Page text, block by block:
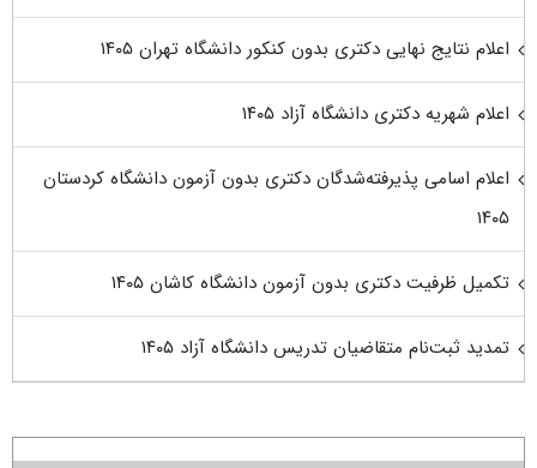
اعلام نتایج نهایی دکتری بدون کنکور دانشگاه تهران ۱۴۰۵
اعلام شهریه دکتری دانشگاه آزاد ۱۴۰۵
اعلام اسامی پذیرفته‌شدگان دکتری بدون آزمون دانشگاه کردستان
۱۴۰۵
تکمیل ظرفیت دکتری بدون آزمون دانشگاه کاشان ۱۴۰۵
تمدید ثبت‌نام متقاضیان تدریس دانشگاه آزاد ۱۴۰۵